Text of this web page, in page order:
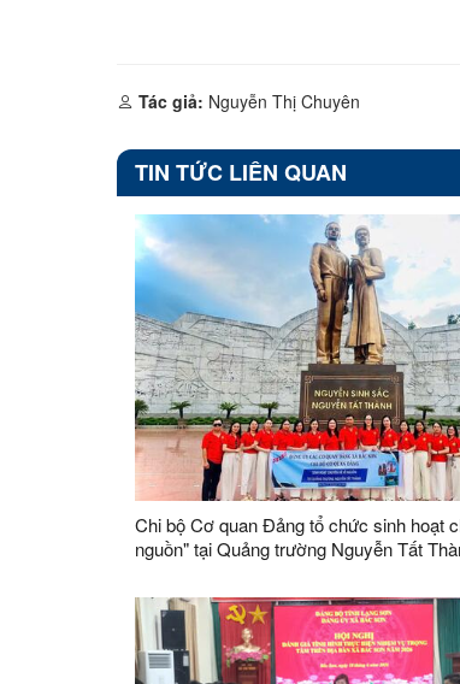
Tác giả: Nguyễn Thị Chuyên
TIN TỨC LIÊN QUAN
Chi bộ Cơ quan Đảng tổ chức sinh hoạt
nguồn" tại Quảng trường Nguyễn Tất